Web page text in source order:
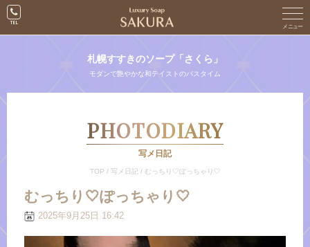
札幌すすきのソープ「さくら」
モダンで艶やかな和テイストのバスタイム
PHOTODIARY
写メ日記
TOP / 写メ日記 / むっちり🤍ぽっちゃり🤍
むっちり🤍ぽっちゃり🤍
2025年9月25日 16:42